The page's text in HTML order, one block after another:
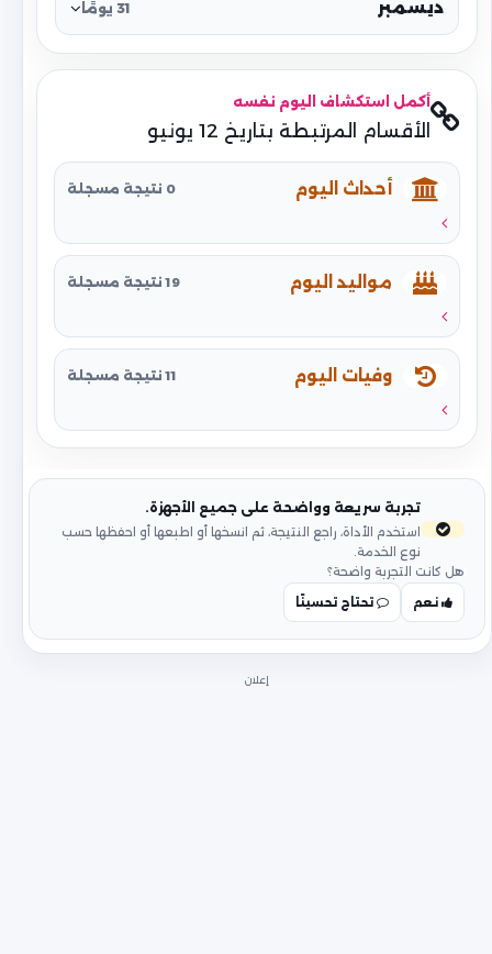
ديسمبر 31 يومًا
أكمل استكشاف اليوم نفسه
الأقسام المرتبطة بتاريخ 12 يونيو
أحداث اليوم 0 نتيجة مسجلة
مواليد اليوم 19 نتيجة مسجلة
وفيات اليوم 11 نتيجة مسجلة
تجربة سريعة وواضحة على جميع الأجهزة.
استخدم الأداة، راجع النتيجة، ثم انسخها أو اطبعها أو احفظها حسب
نوع الخدمة.
هل كانت التجربة واضحة؟
نعم
تحتاج تحسينًا
إعلان